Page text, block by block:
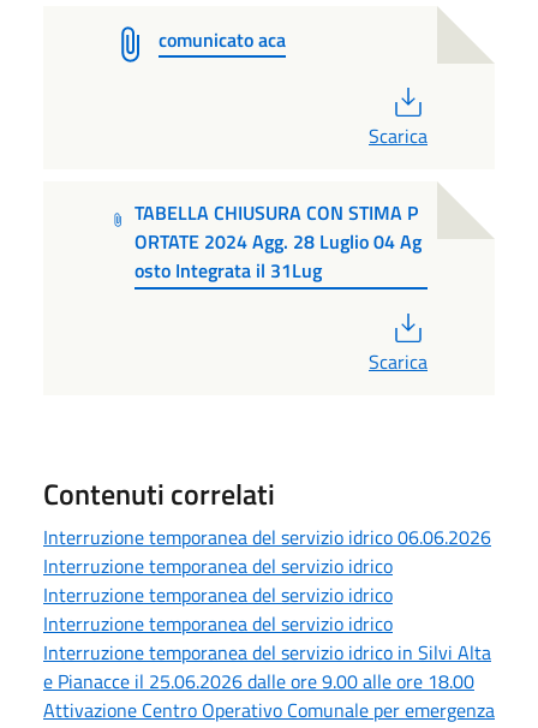
comunicato aca
Scarica
TABELLA CHIUSURA CON STIMA P
ORTATE 2024 Agg. 28 Luglio 04 Ag
osto Integrata il 31Lug
Scarica
Contenuti correlati
Interruzione temporanea del servizio idrico 06.06.2026
Interruzione temporanea del servizio idrico
Interruzione temporanea del servizio idrico
Interruzione temporanea del servizio idrico
Interruzione temporanea del servizio idrico in Silvi Alta
e Pianacce il 25.06.2026 dalle ore 9.00 alle ore 18.00
Attivazione Centro Operativo Comunale per emergenza